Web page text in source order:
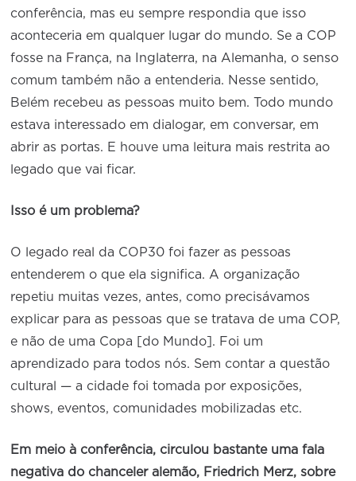
conferência, mas eu sempre respondia que isso
aconteceria em qualquer lugar do mundo. Se a COP
fosse na França, na Inglaterra, na Alemanha, o senso
comum também não a entenderia. Nesse sentido,
Belém recebeu as pessoas muito bem. Todo mundo
estava interessado em dialogar, em conversar, em
abrir as portas. E houve uma leitura mais restrita ao
legado que vai ficar.
Isso é um problema?
O legado real da COP30 foi fazer as pessoas
entenderem o que ela significa. A organização
repetiu muitas vezes, antes, como precisávamos
explicar para as pessoas que se tratava de uma COP,
e não de uma Copa [do Mundo]. Foi um
aprendizado para todos nós. Sem contar a questão
cultural — a cidade foi tomada por exposições,
shows, eventos, comunidades mobilizadas etc.
Em meio à conferência, circulou bastante uma fala
negativa do chanceler alemão, Friedrich Merz, sobre